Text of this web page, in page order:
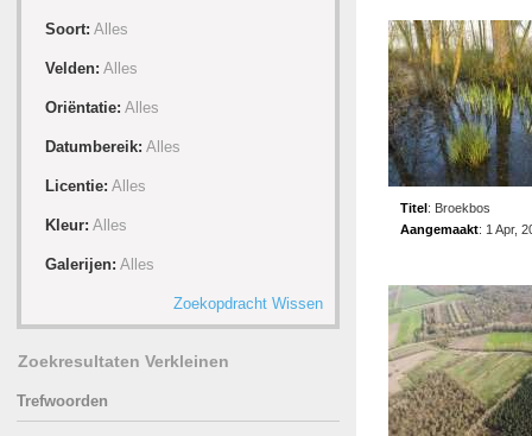
Soort: Alles
Velden: Alles
Oriëntatie: Alles
Datumbereik: Alles
Licentie: Alles
Kleur: Alles
Galerijen: Alles
Zoekopdracht Wissen
Zoekresultaten Verkleinen
Trefwoorden
Titel: Broekbos
Aangemaakt: 1 Apr,